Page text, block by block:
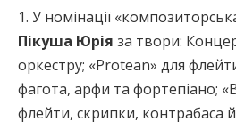
1. У номінації
Пікуша Юрія за твори:
оркестру; «Protean» для
фагота, арфи та фортепіано;
флейти, скрипки, контрабаса